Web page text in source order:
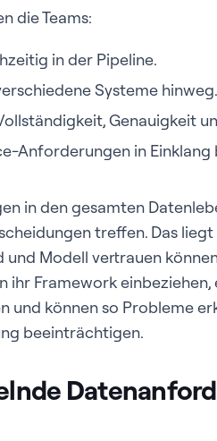
die Teams:
in der Pipeline.
Systeme hinweg.
Genauigkeit
Anforderungen in Einklang
in den gesamten
treffen. Das liegt
Modell vertrauen
Framework einbeziehen,
und können so Probleme
beeinträchtigen.